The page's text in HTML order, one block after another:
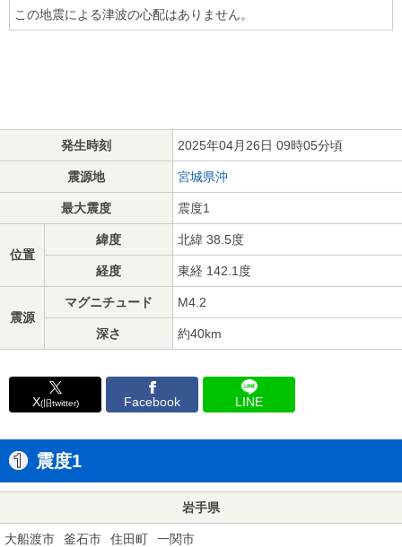
この地震による津波の心配はありません。
発生時刻 2025年04月26日 09時05分頃
震源地 宮城県沖
最大震度 震度1
位置
緯度 北緯 38.5度
経度 東経 142.1度
震源
マグニチュード M4.2
深さ 約40km
X(旧twitter) Facebook LINE
震度1
岩手県
大船渡市 釜石市 住田町 一関市